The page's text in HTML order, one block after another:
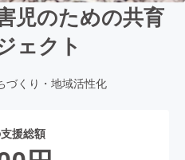
児のための共育
ェクト
づくり・地域活性化
援総額